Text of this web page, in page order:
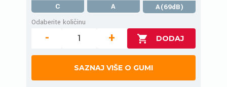
C A
A(69dB)
Odaberite količinu
- +
SAZNAJ VIŠE O GUMI